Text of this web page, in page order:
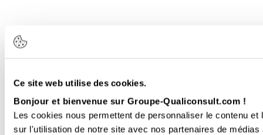
Ce site web utilise des cookies.
Bonjour et bienvenue sur Groupe-Qualiconsult.com !
Les cookies nous permettent de personnaliser le contenu
sur l'utilisation de notre site avec nos partenaires de